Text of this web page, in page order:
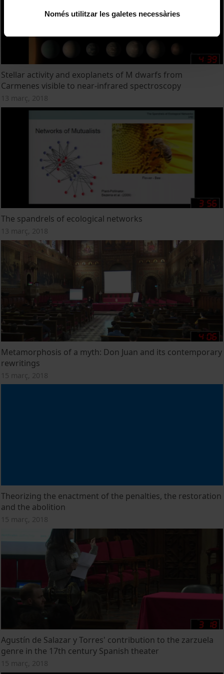
Només utilitzar les galetes necessàries
Stellar activity and exoplanets of M dwarfs from
Carmenes visible to near-infrared spectroscopy
13 març, 2018
The spandrels of ecological networks
13 març, 2018
Metamorphosis of a myth: Don Juan and its contemporary
rewritings
15 març, 2018
Theorizing the enactment of the penalties, the restoration
and the abolition
15 març, 2018
Agustín de Salazar y Torres' contribution to the zarzuela
genre in the 17th century Spanish theater
15 març, 2018